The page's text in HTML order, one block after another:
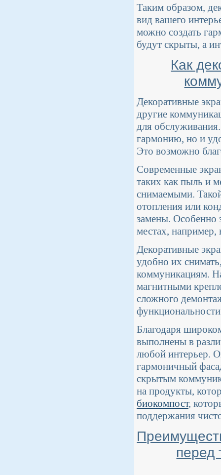
Таким образом,
вид вашего
можно создать
будут скрыты, а
Как
Декоративные
другие
для
гармонию, но и
Это возможно
Современные
таких как пыль и
снимаемыми.
отопления или
замены. Особенно
местах, например,
Декоративные
удобно их
коммуникациям.
магнитными
сложного
Благодаря
выполнены в
любой интерьер.
гармоничный
скрытым
на продукты,
биокомпост,
поддержания
перед